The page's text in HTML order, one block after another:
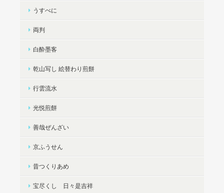
うすべに
両判
白酔墨客
乾山写し 絵替わり煎餅
行雲流水
光悦煎餅
善哉ぜんざい
京ふうせん
昔つくりあめ
宝尽くし 日々是吉祥